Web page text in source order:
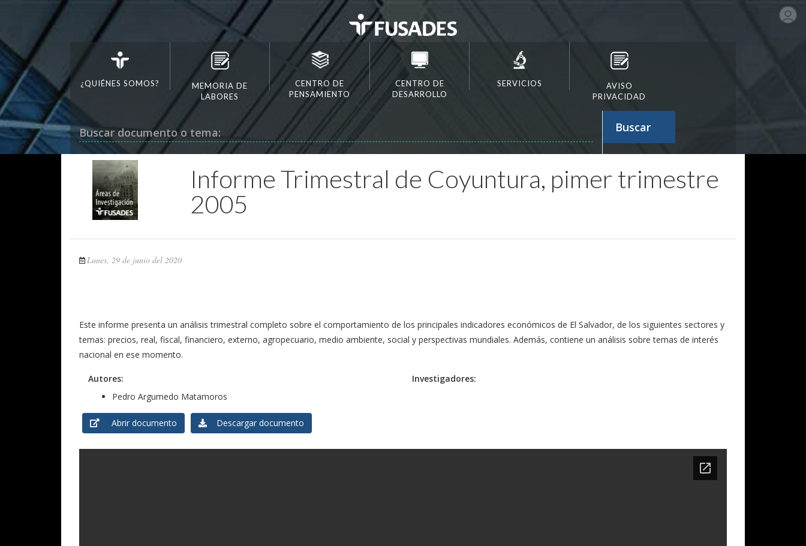
¿QUIÉNES SOMOS?
MEMORIA DE
LABORES
CENTRO DE
PENSAMIENTO
CENTRO DE
DESARROLLO
SERVICIOS
AVISO
PRIVACIDAD
Buscar documento o tema: Buscar
Informe Trimestral de Coyuntura, pimer trimestre
2005
Lunes, 29 de junio del 2020
Este informe presenta un análisis trimestral completo sobre el comportamiento de los principales indicadores económicos de El Salvador, de los siguientes sectores y
temas: precios, real, fiscal, financiero, externo, agropecuario, medio ambiente, social y perspectivas mundiales. Además, contiene un análisis sobre temas de interés
nacional en ese momento.
Autores:
Pedro Argumedo Matamoros
Investigadores:
Abrir documento Descargar documento